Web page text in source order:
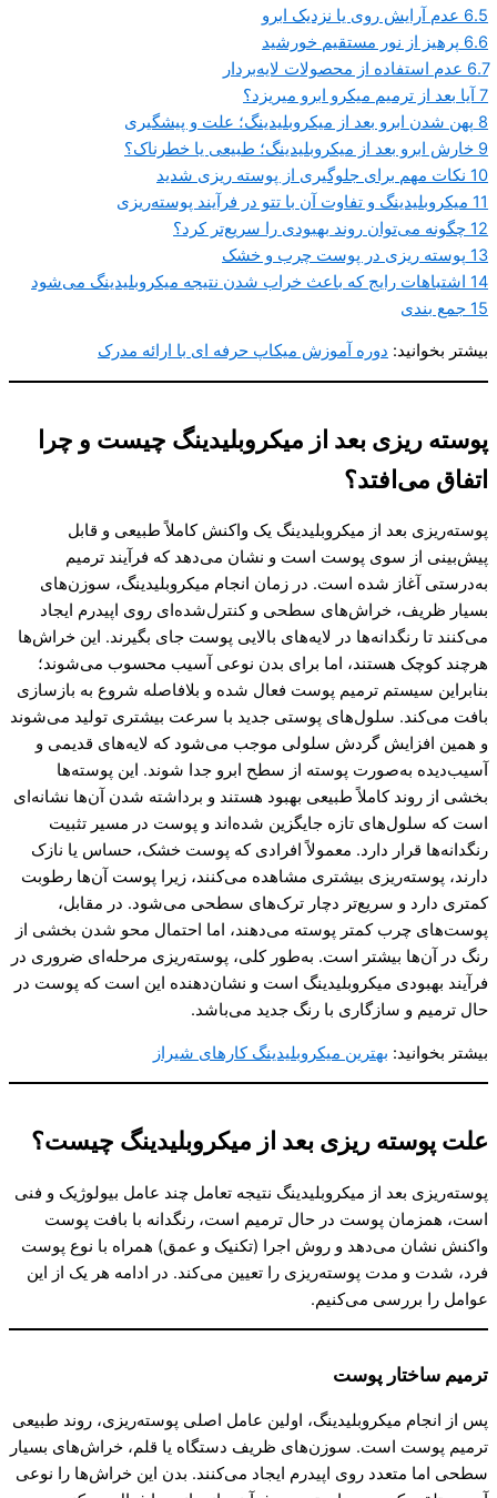
6.5 عدم آرایش روی یا نزدیک ابرو
6.6 پرهیز از نور مستقیم خورشید
6.7 عدم استفاده از محصولات لایه‌بردار
آیا بعد از ترمیم میکرو ابرو میریزد؟
پهن شدن ابرو بعد از میکروبلیدینگ؛ علت و پیشگیری
9 خارش ابرو بعد از میکروبلیدینگ؛ طبیعی یا خطرناک؟
10 نکات مهم برای جلوگیری از پوسته‌ ریزی شدید
11 میکروبلیدینگ و تفاوت آن با تتو در فرآیند پوسته‌ریزی
12 چگونه می‌توان روند بهبودی را سریع‌تر کرد؟
13 پوسته ریزی در پوست چرب و خشک
14 اشتباهات رایج که باعث خراب شدن نتیجه میکروبلیدینگ می‌شود
15 جمع بندی
بیشتر بخوانید:دوره آموزش میکاپ حرفه ای با ارائه مدرک
پوسته ریزی بعد از میکروبلیدینگ چیست و چرا
اتفاق می‌افتد؟
پوسته‌ریزی بعد از میکروبلیدینگ یک واکنش کاملاً طبیعی و قابل
پیش‌بینی از سوی پوست است و نشان می‌دهد که فرآیند ترمیم
به‌درستی آغاز شده است. در زمان انجام میکروبلیدینگ، سوزن‌های
بسیار ظریف، خراش‌های سطحی و کنترل‌شده‌ای روی اپیدرم ایجاد
می‌کنند تا رنگدانه‌ها در لایه‌های بالایی پوست جای بگیرند. این خراش‌ها
هرچند کوچک هستند، اما برای بدن نوعی آسیب محسوب می‌شوند؛
بنابراین سیستم ترمیم پوست فعال شده و بلافاصله شروع به بازسازی
بافت می‌کند. سلول‌های پوستی جدید با سرعت بیشتری تولید می‌شوند
و همین افزایش گردش سلولی موجب می‌شود که لایه‌های قدیمی و
آسیب‌دیده به‌صورت پوسته از سطح ابرو جدا شوند. این پوسته‌ها
بخشی از روند کاملاً طبیعی بهبود هستند و برداشته شدن آن‌ها نشانه‌ای
است که سلول‌های تازه جایگزین شده‌اند و پوست در مسیر تثبیت
رنگدانه‌ها قرار دارد. معمولاً افرادی که پوست خشک، حساس یا نازک
دارند، پوسته‌ریزی بیشتری مشاهده می‌کنند، زیرا پوست آن‌ها رطوبت
کمتری دارد و سریع‌تر دچار ترک‌های سطحی می‌شود. در مقابل،
پوست‌های چرب کمتر پوسته می‌دهند، اما احتمال محو شدن بخشی از
رنگ در آن‌ها بیشتر است. به‌طور کلی، پوسته‌ریزی مرحله‌ای ضروری در
فرآیند بهبودی میکروبلیدینگ است و نشان‌دهنده این است که پوست در
حال ترمیم و سازگاری با رنگ جدید می‌باشد.
بیشتر بخوانید:بهترین میکروبلیدینگ کارهای شیراز
علت پوسته ریزی بعد از میکروبلیدینگ چیست؟
پوسته‌ریزی بعد از میکروبلیدینگ نتیجه تعامل چند عامل بیولوژیک و فنی
است، همزمان پوست در حال ترمیم است، رنگدانه با بافت پوست
واکنش نشان می‌دهد و روش اجرا (تکنیک و عمق) همراه با نوع پوست
فرد، شدت و مدت پوسته‌ریزی را تعیین می‌کند. در ادامه هر یک از این
عوامل را بررسی می‌کنیم.
ترمیم ساختار پوست
پس از انجام میکروبلیدینگ، اولین عامل اصلی پوسته‌ریزی، روند طبیعی
ترمیم پوست است. سوزن‌های ظریف دستگاه یا قلم، خراش‌های بسیار
سطحی اما متعدد روی اپیدرم ایجاد می‌کنند. بدن این خراش‌ها را نوعی